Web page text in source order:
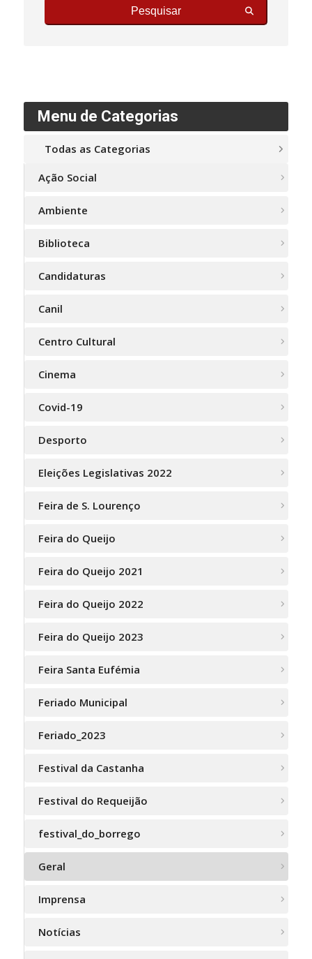
Pesquisar
Menu de Categorias
Todas as Categorias
Ação Social
Ambiente
Biblioteca
Candidaturas
Canil
Centro Cultural
Cinema
Covid-19
Desporto
Eleições Legislativas 2022
Feira de S. Lourenço
Feira do Queijo
Feira do Queijo 2021
Feira do Queijo 2022
Feira do Queijo 2023
Feira Santa Eufémia
Feriado Municipal
Feriado_2023
Festival da Castanha
Festival do Requeijão
festival_do_borrego
Geral
Imprensa
Notícias